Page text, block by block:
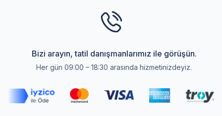
Bizi arayın, tatil danışmanlarımız ile görüşün.
Her gün 09:00 – 18:30 arasında hizmetinizdeyiz.